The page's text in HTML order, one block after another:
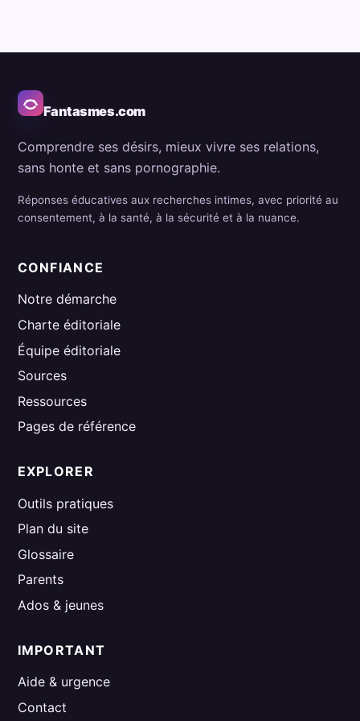
Fantasmes.com
Comprendre ses désirs, mieux vivre ses relations,
sans honte et sans pornographie.
Réponses éducatives aux recherches intimes, avec priorité au
consentement, à la santé, à la sécurité et à la nuance.
CONFIANCE
Notre démarche
Charte éditoriale
Équipe éditoriale
Sources
Ressources
Pages de référence
EXPLORER
Outils pratiques
Plan du site
Glossaire
Parents
Ados & jeunes
IMPORTANT
Aide & urgence
Contact